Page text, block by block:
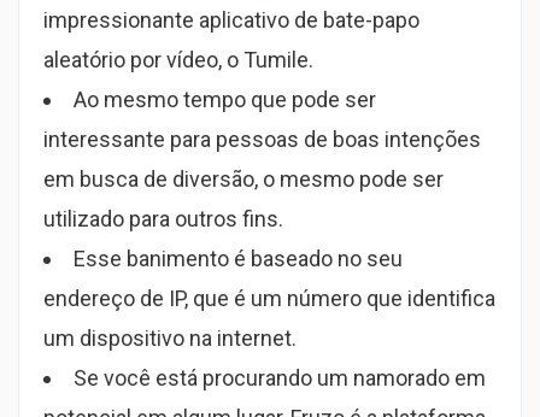
impressionante aplicativo de bate-papo
aleatório por vídeo, o Tumile.
Ao mesmo tempo que pode ser
interessante para pessoas de boas intenções
em busca de diversão, o mesmo pode ser
utilizado para outros fins.
Esse banimento é baseado no seu
endereço de IP, que é um número que identifica
um dispositivo na internet.
Se você está procurando um namorado em